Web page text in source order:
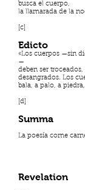
busca el cuerpo,
la llamarada de la
[c]
Edicto
«Los cuerpos —sin
—
deben ser
desangrados. Los
bala, a palo, a
[d]
Summa
La poesía come
Revelation